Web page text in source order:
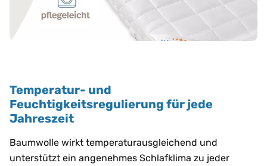
Temperatur- und
Feuchtigkeitsregulierung für jede
Jahreszeit
Baumwolle wirkt temperaturausgleichend und
unterstützt ein angenehmes Schlafklima zu jeder